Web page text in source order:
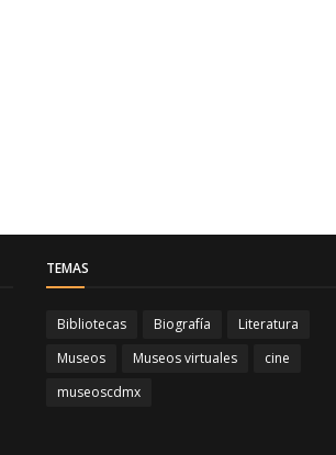
TEMAS
Bibliotecas Biografía
Literatura
Museos
Museos virtuales
cine
museoscdmx